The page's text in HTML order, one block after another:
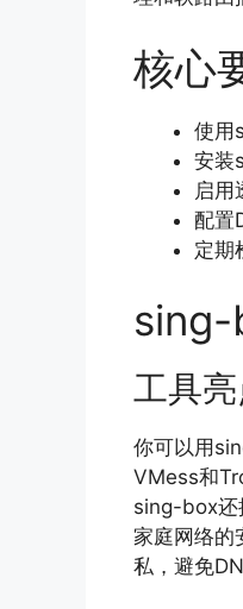
核心
使用
安装
启用
配置
定期
sing-
工具亮
你可以用
VMess和
sing-box还
家庭网络的
私，避免